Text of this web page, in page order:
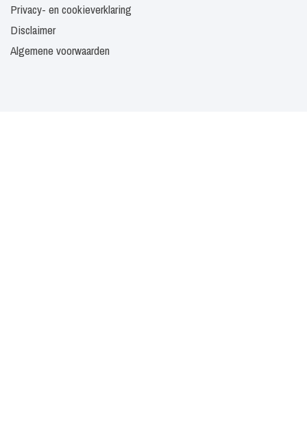
Privacy- en cookieverklaring
Disclaimer
Algemene voorwaarden